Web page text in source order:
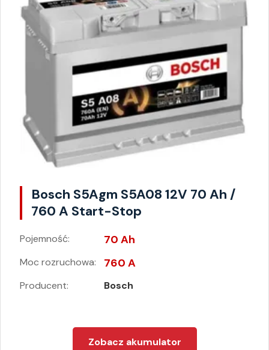
Bosch S5Agm S5A08 12V 70 Ah /
760 A Start-Stop
Pojemność: 70 Ah
Moc rozruchowa: 760 A
Producent: Bosch
Zobacz akumulator